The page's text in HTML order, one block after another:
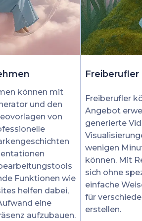
können mit
und den
von
Funktionen wie
helfen dabei,
eine
aufzubauen.
Freiberufler
Freiberufler
Angebot
generierte
wenigen
können. Mit
sich ohne
einfache
für
erstellen.